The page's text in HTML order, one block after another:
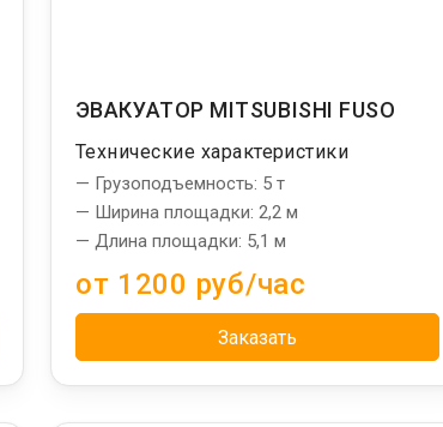
ЭВАКУАТОР MITSUBISHI FUSO
Технические характеристики
— Грузоподъемность: 5 т
— Ширина площадки: 2,2 м
— Длина площадки: 5,1 м
от 1200 руб/час
Заказать